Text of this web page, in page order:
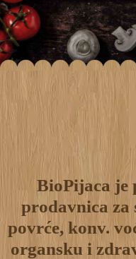
BioPijaca je
prodavnica za
povrće, konv.
organsku i